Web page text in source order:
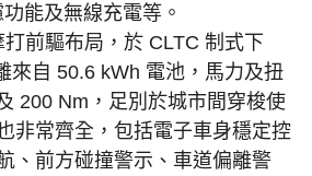
能及無線充電等。
前驅布局，於 CLTC 制式下
來自 50.6 kWh 電池，馬力及扭
200 Nm，足別於城市間穿梭使
非常齊全，包括電子車身穩定控
、前方碰撞警示、車道偏離警